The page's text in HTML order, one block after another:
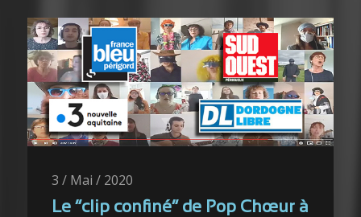
3 / Mai / 2020
Le “clip confiné” de Pop Chœur à